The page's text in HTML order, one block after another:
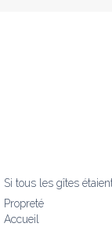
Si tous les gîtes
Propreté
Accueil